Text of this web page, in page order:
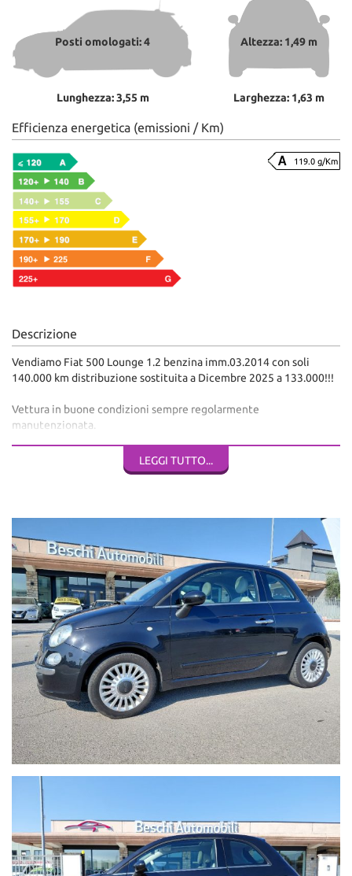
Posti omologati: 4
Lunghezza: 3,55 m
Altezza: 1,49 m
Larghezza: 1,63 m
Efficienza energetica (emissioni / Km)
119.0 g/Km
Descrizione
Vendiamo Fiat 500 Lounge 1.2 benzina imm.03.2014 con soli
140.000 km distribuzione sostituita a Dicembre 2025 a 133.000!!!
Vettura in buone condizioni sempre regolarmente
manutenzionata.
vettura con clima radio cd mp3 tetto panoramico cerchi in lega
comandi al volante usb aux ottima per ragazzi e per neopatentati.
Auto finanziabile.
Beschi Automobili è a Molinetto di Mazzano (BS) Via Padana
superiore 82f a 5 km dal casello autostrada A4 di Brescia Est.
LEGGI TUTTO...